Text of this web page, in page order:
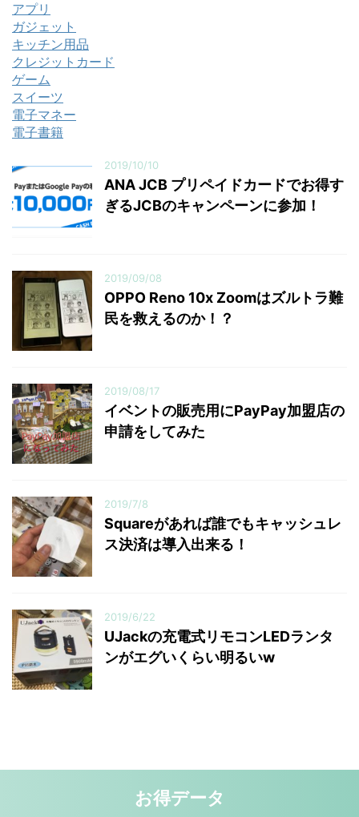
アプリ
ガジェット
キッチン用品
クレジットカード
ゲーム
スイーツ
電子マネー
電子書籍
2019/10/10
ANA JCB プリペイドカードでお得す
ぎるJCBのキャンペーンに参加！
2019/09/08
OPPO Reno 10x Zoomはズルトラ難
民を救えるのか！？
2019/08/17
イベントの販売用にPayPay加盟店の
申請をしてみた
2019/7/8
Squareがあれば誰でもキャッシュレ
ス決済は導入出来る！
2019/6/22
UJackの充電式リモコンLEDランタ
ンがエグいくらい明るいw
お得データ